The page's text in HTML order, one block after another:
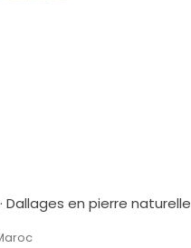
Dallages en pierre naturelle